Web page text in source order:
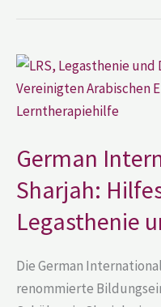
German
Sharjah:
Legasthenie
Die German
renommierte
German
International
School
Sharjah:
Hilfestellung
Legasthenie
und
Dyskalkulie